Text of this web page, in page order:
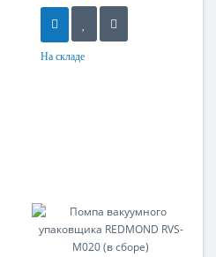
На складе